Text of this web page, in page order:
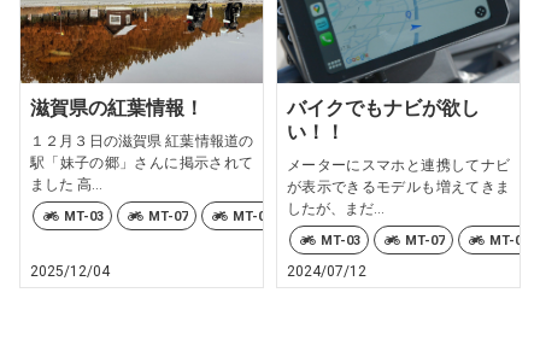
滋賀県の紅葉情報！
１２月３日の滋賀県 紅葉情報道の
駅「妹子の郷」さんに掲示されて
ました 高...
MT-03 MT-07 MT-07 Y-AMT MT-09
2025/12/04
バイクでもナビが欲し
い！！
メーターにスマホと連携してナビ
が表示できるモデルも増えてきま
したが、まだ...
MT-03 MT-07 MT-09
2024/07/12